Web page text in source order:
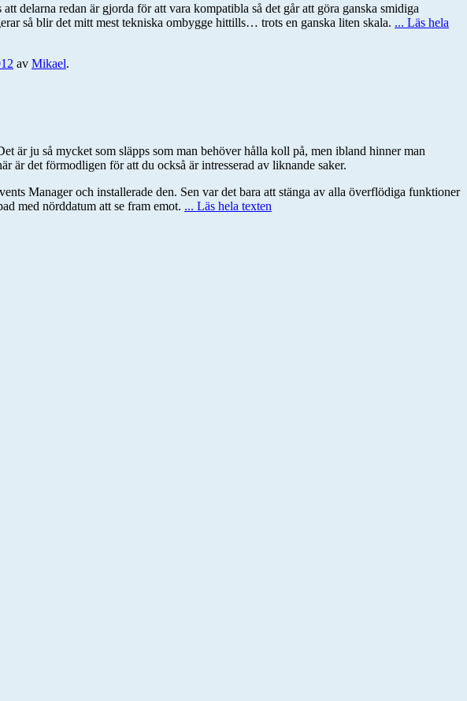
delarna redan är gjorda för att vara kompatibla så det går att göra ganska smidiga
så blir det mitt mest tekniska ombygge hittills… trots en ganska liten skala. ... Läs hela
av Mikael.
är ju så mycket som släpps som man behöver hålla koll på, men ibland hinner man
är det förmodligen för att du också är intresserad av liknande saker.
Manager och installerade den. Sen var det bara att stänga av alla överflödiga funktioner
med nörddatum att se fram emot. ... Läs hela texten